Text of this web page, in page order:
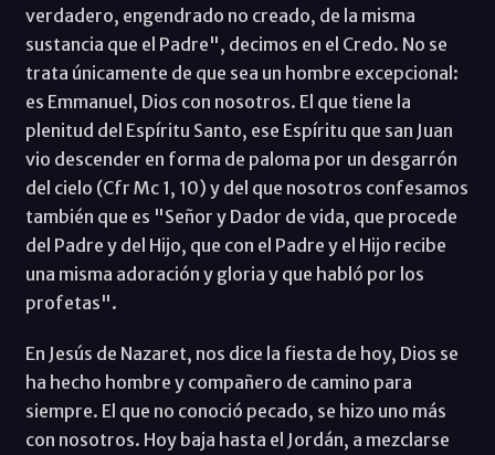
verdadero, engendrado no creado, de la misma
sustancia que el Padre", decimos en el Credo. No se
trata únicamente de que sea un hombre excepcional:
es Emmanuel, Dios con nosotros. El que tiene la
plenitud del Espíritu Santo, ese Espíritu que san Juan
vio descender en forma de paloma por un desgarrón
del cielo (Cfr Mc 1, 10) y del que nosotros confesamos
también que es "Señor y Dador de vida, que procede
del Padre y del Hijo, que con el Padre y el Hijo recibe
una misma adoración y gloria y que habló por los
profetas".
En Jesús de Nazaret, nos dice la fiesta de hoy, Dios se
ha hecho hombre y compañero de camino para
siempre. El que no conoció pecado, se hizo uno más
con nosotros. Hoy baja hasta el Jordán, a mezclarse